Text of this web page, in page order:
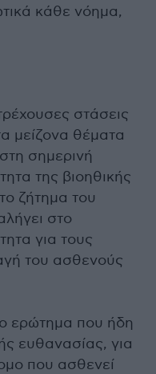
κάθε νόημα,
στάσεις
μείζονα θέματα
σημερινή
της βιοηθικής
ζήτημα του
στο
για τους
του ασθενούς
ερώτημα που ήδη
ευθανασίας, για
που ασθενεί